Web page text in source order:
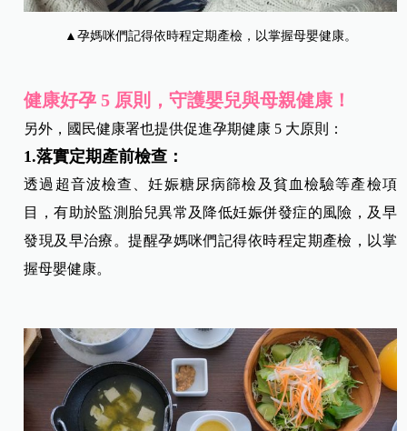
▲孕媽咪們記得依時程定期產檢，以掌握母嬰健康。
健康好孕 5 原則，守護嬰兒與母親健康！
另外，國民健康署也提供促進孕期健康 5 大原則：
1.落實定期產前檢查：
透過超音波檢查、妊娠糖尿病篩檢及貧血檢驗等產檢項
目，有助於監測胎兒異常及降低妊娠併發症的風險，及早
發現及早治療。提醒孕媽咪們記得依時程定期產檢，以掌
握母嬰健康。